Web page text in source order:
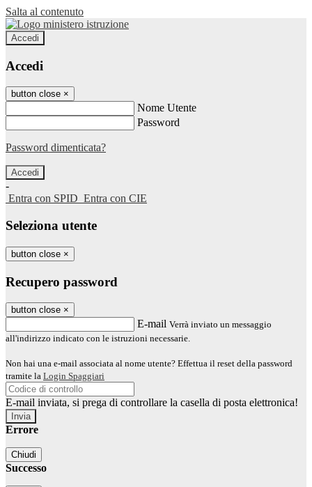
Salta al contenuto
Accedi
Accedi
button close ×
Nome Utente
Password
Password dimenticata?
-
Entra con SPID Entra con CIE
Seleziona utente
button close ×
Recupero password
button close ×
E-mail Verrà inviato un messaggio
all'indirizzo indicato con le istruzioni necessarie.
Non hai una e-mail associata al nome utente? Effettua il reset della password
tramite la Login Spaggiari
E-mail inviata, si prega di controllare la casella di posta elettronica!
Errore
Chiudi
Successo